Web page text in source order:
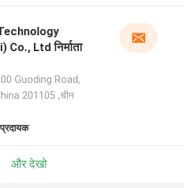
Co., Ltd निर्माता
Guoding Road,
201105 ,चीन
और देखो